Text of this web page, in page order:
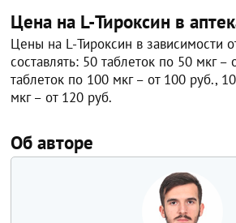
Цена на L-Тироксин в
Цены на L-Тироксин в зависимости
составлять: 50 таблеток по 50 мкг –
таблеток по 100 мкг – от 100 руб.,
мкг – от 120 руб.
Об авторе